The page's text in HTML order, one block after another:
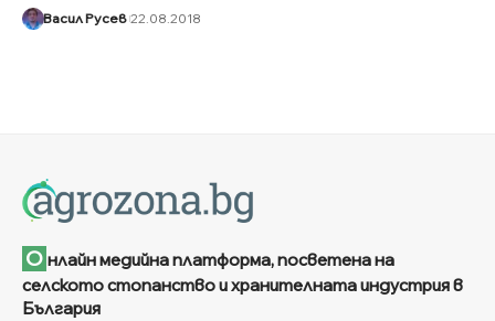
Васил Русев 22.08.2018
О нлайн медийна платформа, посветена на
селското стопанство и хранителната индустрия в
България